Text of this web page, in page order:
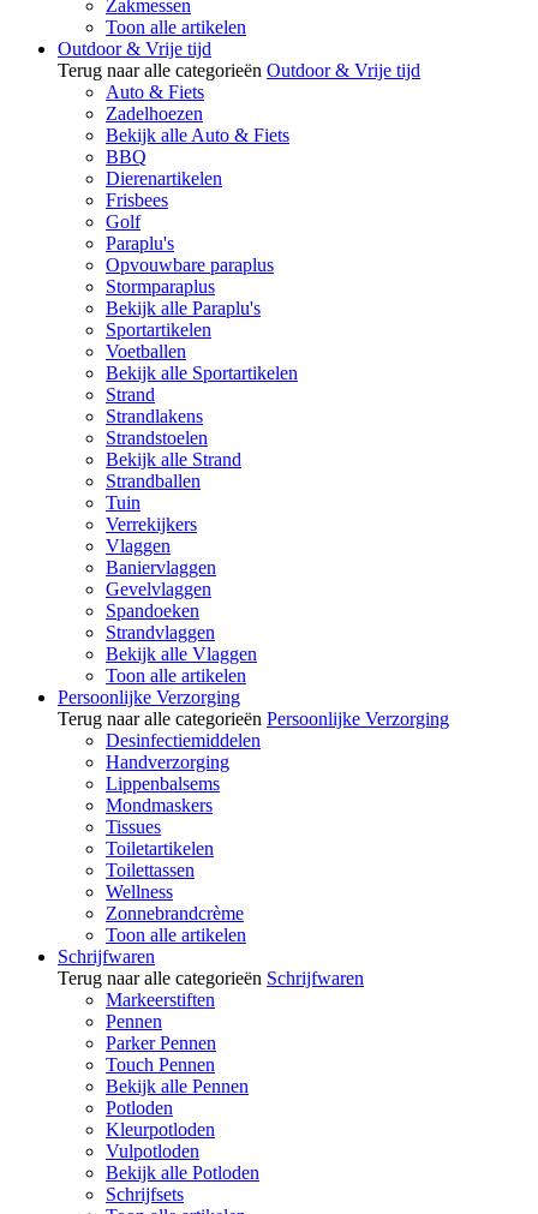
Zakmessen
Toon alle artikelen
Outdoor & Vrije tijd
Terug naar alle categorieën Outdoor & Vrije tijd
Auto & Fiets
Zadelhoezen
Bekijk alle Auto & Fiets
BBQ
Dierenartikelen
Frisbees
Golf
Paraplu's
Opvouwbare paraplus
Stormparaplus
Bekijk alle Paraplu's
Sportartikelen
Voetballen
Bekijk alle Sportartikelen
Strand
Strandlakens
Strandstoelen
Bekijk alle Strand
Strandballen
Tuin
Verrekijkers
Vlaggen
Baniervlaggen
Gevelvlaggen
Spandoeken
Strandvlaggen
Bekijk alle Vlaggen
Toon alle artikelen
Persoonlijke Verzorging
Terug naar alle categorieën Persoonlijke Verzorging
Desinfectiemiddelen
Handverzorging
Lippenbalsems
Mondmaskers
Tissues
Toiletartikelen
Toilettassen
Wellness
Zonnebrandcrème
Toon alle artikelen
Schrijfwaren
Terug naar alle categorieën Schrijfwaren
Markeerstiften
Pennen
Parker Pennen
Touch Pennen
Bekijk alle Pennen
Potloden
Kleurpotloden
Vulpotloden
Bekijk alle Potloden
Schrijfsets